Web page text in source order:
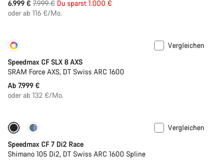
6.999 € Ursprungspreis
7.999 € Du sparst 1.000 €
oder ab 116 €/Mo.
Vergleichen
Speedmax CF SLX 8 AXS
SRAM Force AXS, DT Swiss ARC 1600
Ab 7.999 €
oder ab 132 €/Mo.
Inklusive Trinksystem
Neue Verfügbarkeiten
Vergleichen
Speedmax CF 7 Di2 Race
Shimano 105 Di2, DT Swiss ARC 1600 Spline